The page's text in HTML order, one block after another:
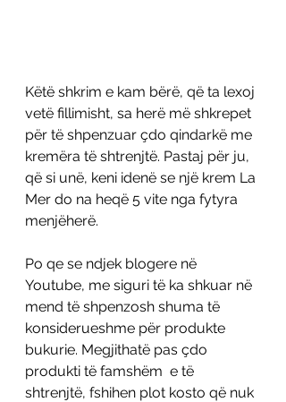
Këtë shkrim e kam bërë, që ta lexoj
vetë fillimisht, sa herë më shkrepet
për të shpenzuar çdo qindarkë me
kremëra të shtrenjtë. Pastaj për ju,
që si unë, keni idenë se një krem La
Mer do na heqë 5 vite nga fytyra
menjëherë.
Po qe se ndjek blogere në
Youtube, me siguri të ka shkuar në
mend të shpenzosh shuma të
konsiderueshme për produkte
bukurie. Megjithatë pas çdo
produkti të famshëm  e të
shtrenjtë, fshihen plot kosto që nuk